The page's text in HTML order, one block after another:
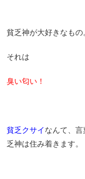
貧乏神が大好きなもの
それは
臭い匂い！
貧乏クサイなんて、
乏神は住み着きます。